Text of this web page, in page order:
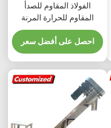
الفولاذ المقاوم للصدأ
المقاوم للحرارة المرنة
المزدوج المزدوج لجهاز ناقل
مسحوق مخصص
احصل على أفضل سعر